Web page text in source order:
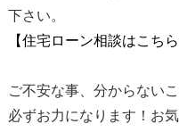
下さい。
【住宅ローン相談はこちら
ご不安な事、分からない
必ずお力になります！お